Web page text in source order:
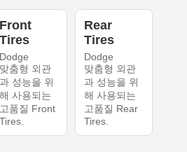
Front
Tires
Dodge
맞춤형 외관
과 성능을 위
해 사용되는
고품질 Front
Tires.
Rear
Tires
Dodge
맞춤형 외관
과 성능을 위
해 사용되는
고품질 Rear
Tires.